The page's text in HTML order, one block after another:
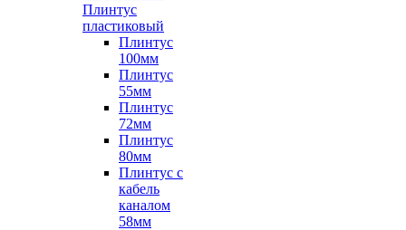
Плинтус
пластиковый
Плинтус
100мм
Плинтус
55мм
Плинтус
72мм
Плинтус
80мм
Плинтус с
кабель
каналом
58мм